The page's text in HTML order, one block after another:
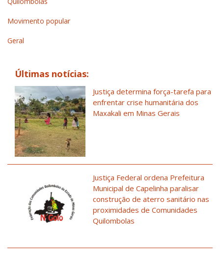
Movimento popular
Geral
Últimas notícias:
Justiça determina força-tarefa para
enfrentar crise humanitária dos
Maxakali em Minas Gerais
Justiça Federal ordena Prefeitura
Municipal de Capelinha paralisar
construção de aterro sanitário nas
proximidades de Comunidades
Quilombolas